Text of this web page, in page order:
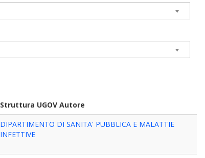
Struttura UGOV Autore
DIPARTIMENTO DI SANITA' PUBBLICA E MALATTIE
INFETTIVE